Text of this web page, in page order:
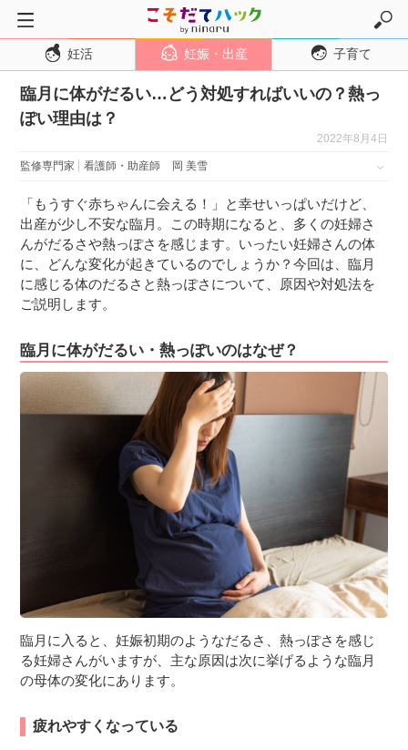
トップページ
妊活
妊娠・出産
妊娠中期
妊娠後期
出産
子育て・育児
０歳児
１歳児
妊活 妊娠・出産 子育て
臨月に体がだるい…どう対処すればいいの？熱っ
ぽい理由は？
2022年8月4日
監修専門家 看護師・助産師 岡 美雪
「もうすぐ赤ちゃんに会える！」と幸せいっぱいだけど、
出産が少し不安な臨月。この時期になると、多くの妊婦さ
んがだるさや熱っぽさを感じます。いったい妊婦さんの体
に、どんな変化が起きているのでしょうか？今回は、臨月
に感じる体のだるさと熱っぽさについて、原因や対処法を
ご説明します。
臨月に体がだるい・熱っぽいのはなぜ？
臨月に入ると、妊娠初期のようなだるさ、熱っぽさを感じ
る妊婦さんがいますが、主な原因は次に挙げるような臨月
の母体の変化にあります。
疲れやすくなっている